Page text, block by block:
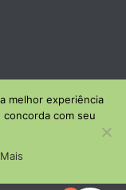
melhor experiência
com seu